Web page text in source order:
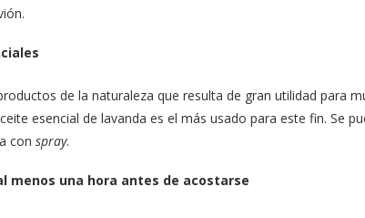
de la naturaleza que resulta de gran utilidad para
esencial de lavanda es el más usado para este fin. Se
con spray.
menos una hora antes de acostarse